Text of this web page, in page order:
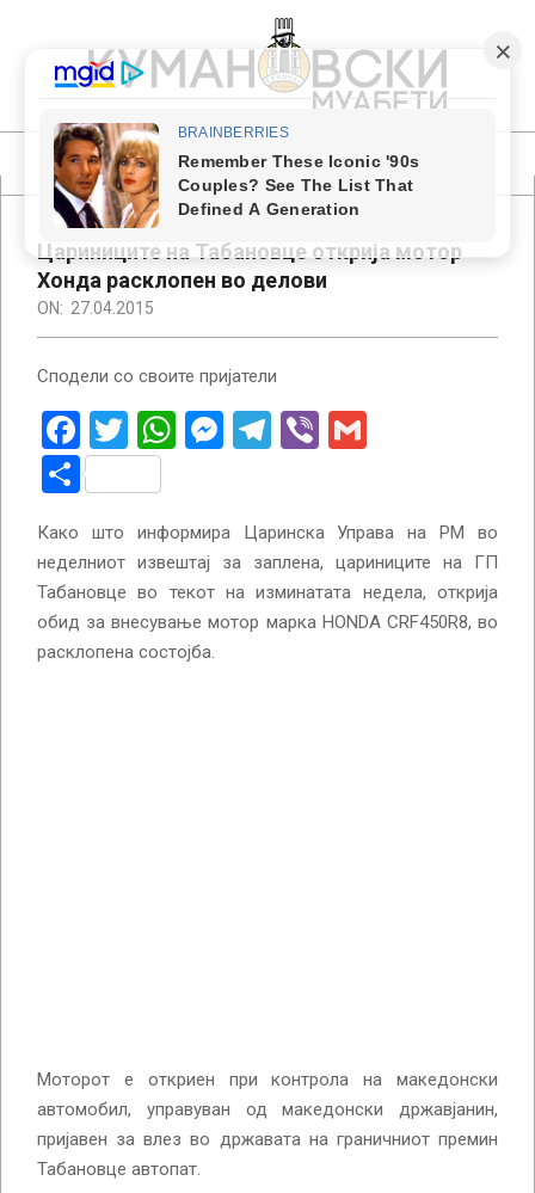
content
КУМАНОВСКИ
МУАБЕТИ
Primary
Navigation
MenuЦариниците на Табановце открија мотор
Хонда расклопен во делови
ON: 27.04.2015
Сподели со своите пријатели
Facebook
Twitter
WhatsApp
Messenger
Telegram
Viber
Share
Како што информира Царинска Управа на РМ во
неделниот извештај за заплена, цариниците на ГП
Табановце во текот на изминатата недела, открија
обид за внесување мотор марка HONDA CRF450R8, во
расклопена состојба.
Моторот е откриен при контрола на македонски
автомобил, управуван од македонски државјанин,
пријавен за влез во државата на граничниот премин
Табановце автопат.